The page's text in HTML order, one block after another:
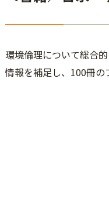
環境倫理について総合
情報を補足し、100冊の